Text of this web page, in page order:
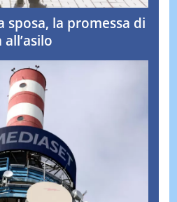
sposa, la promessa di